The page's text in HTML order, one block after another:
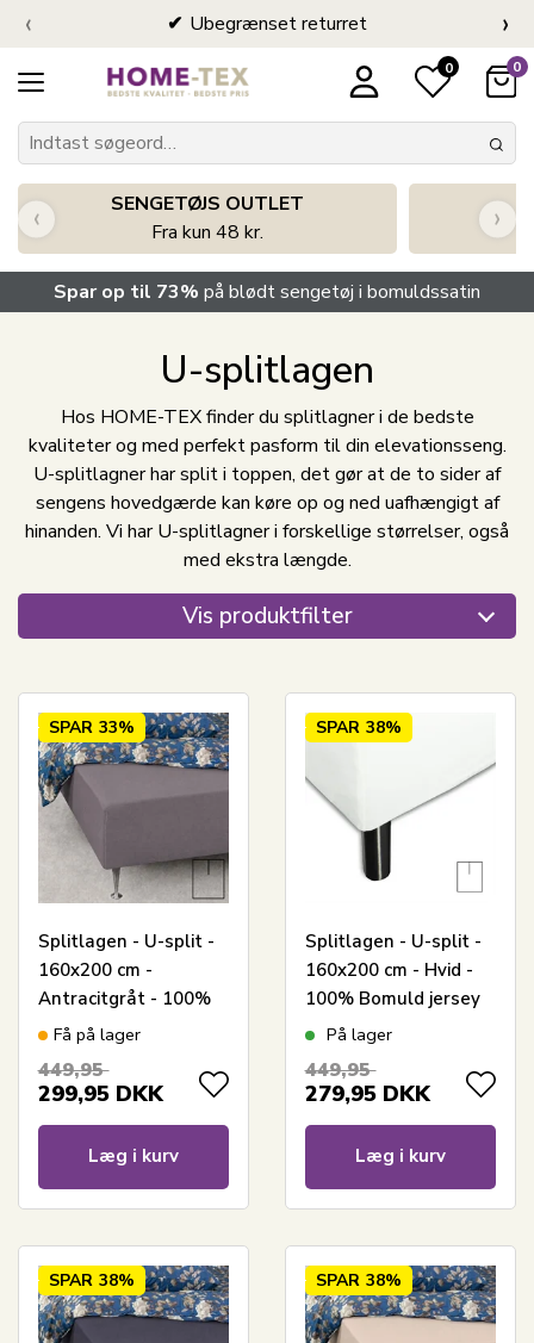
Ubegrænset returret
‹ ›
0 0
SENGETØJS OUTLET
Fra kun 48 kr.
‹ ›
Spar op til 73% på blødt sengetøj i bomuldssatin
U-splitlagen
Hos HOME-TEX finder du splitlagner i de bedste
kvaliteter og med perfekt pasform til din elevationsseng.
U-splitlagner har split i toppen, det gør at de to sider af
sengens hovedgærde kan køre op og ned uafhængigt af
hinanden. Vi har U-splitlagner i forskellige størrelser, også
med ekstra længde.
Vis produktfilter
SPAR 33%
Splitlagen - U-split -
160x200 cm -
Antracitgråt - 100%
Bomuld jersey lagen -
elevationsseng
Få på lager
449,95
299,95 DKK
Læg i kurv
SPAR 38%
Splitlagen - U-split -
160x200 cm - Hvid -
100% Bomuld jersey
lagen - Stræklagen til
På lager
449,95
279,95 DKK
Læg i kurv
SPAR 38% SPAR 38%